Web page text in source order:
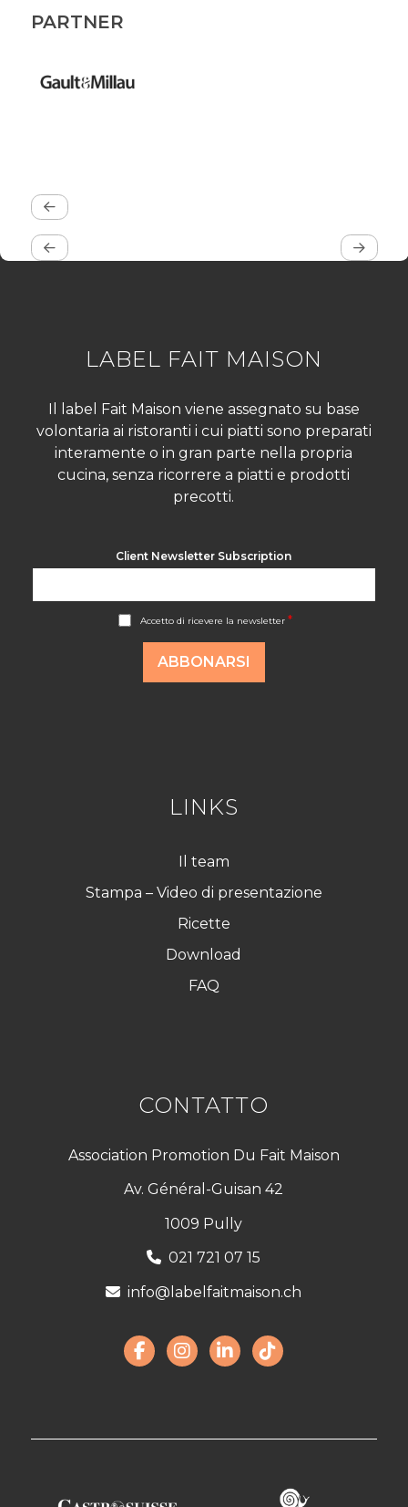
PARTNER
LABEL FAIT MAISON
Il label Fait Maison viene assegnato su base
volontaria ai ristoranti i cui piatti sono preparati
interamente o in gran parte nella propria
cucina, senza ricorrere a piatti e prodotti
precotti.
Client Newsletter Subscription
Accetto di ricevere la newsletter *
ABBONARSI
LINKS
Il team
Stampa – Video di presentazione
Ricette
Download
FAQ
CONTATTO
Association Promotion Du Fait Maison
Av. Général-Guisan 42
1009 Pully
021 721 07 15
info@labelfaitmaison.ch